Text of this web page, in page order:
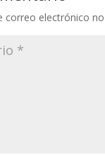
correo electrónico